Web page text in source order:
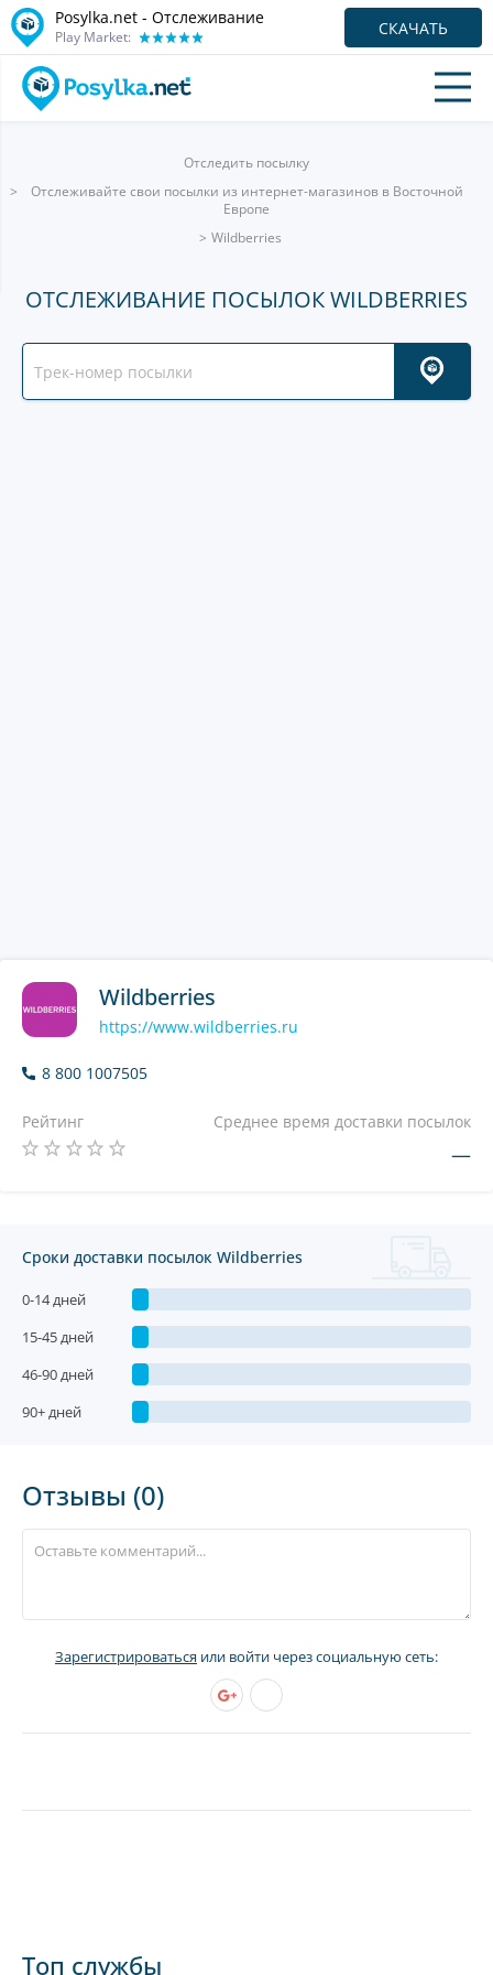
Posylka.net - Отслеживание
Play Market: СКАЧАТЬ
Отследить посылку
Отслеживайте свои посылки из интернет-магазинов в Восточной
Европе
Wildberries
ОТСЛЕЖИВАНИЕ ПОСЫЛОК WILDBERRIES
Wildberries
https://www.wildberries.ru
8 800 1007505
Рейтинг Среднее время доставки посылок
—
Сроки доставки посылок Wildberries
0-14 дней
15-45 дней
46-90 дней
90+ дней
Отзывы (0)
Зарегистрироваться или войти через социальную сеть:
Топ службы